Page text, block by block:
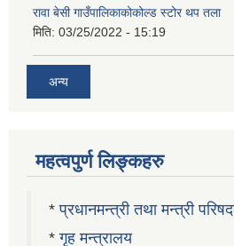
रावा बेसी गाउँपालिकाकोकोल्ड स्टोर थप तला
मिति: 03/25/2022 - 15:19
अन्य
महत्वपुर्ण लिङ्कहरु
*प्रधानमन्त्री तथा मन्त्री
*गृह मन्त्रालय